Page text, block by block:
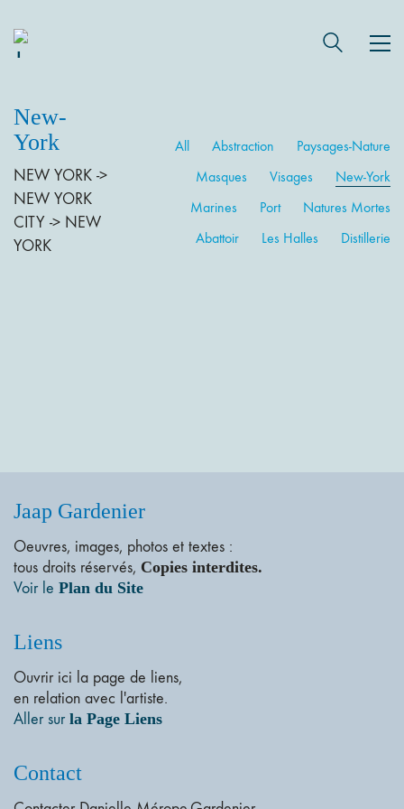
New-
York
NEW YORK ->
NEW YORK
CITY -> NEW
YORK
All Abstraction
Paysages-Nature
Masques
Visages
New-York
Marines
Port
Natures Mortes
Abattoir
Les Halles Distillerie
Jaap Gardenier
Oeuvres, images, photos et textes :
tous droits réservés, Copies interdites.
Voir le Plan du Site
Liens
Ouvrir ici la page de liens,
en relation avec l'artiste.
Aller sur la Page Liens
Contact